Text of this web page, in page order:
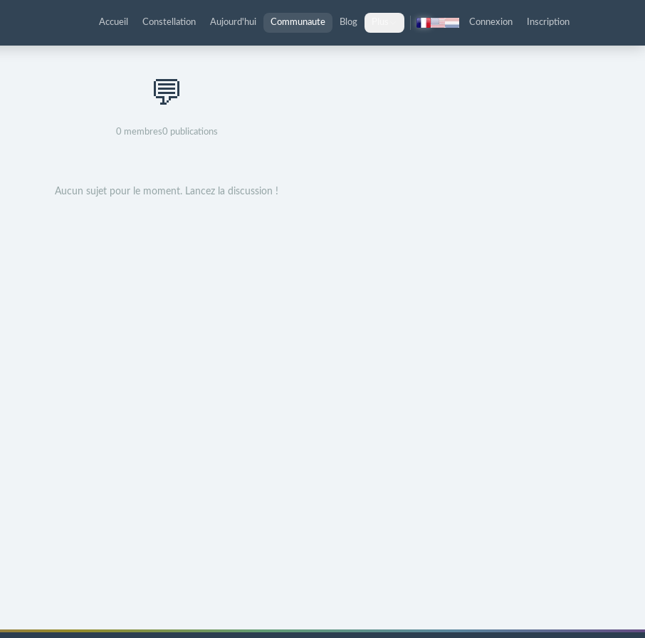
Accueil Constellation Aujourd'hui Communaute Blog Connexion Inscription
💬
0 membres0 publications
Aucun sujet pour le moment. Lancez la discussion !